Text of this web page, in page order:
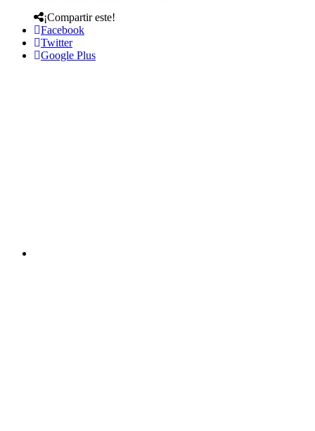
¡Compartir este!
Facebook
Twitter
Google Plus